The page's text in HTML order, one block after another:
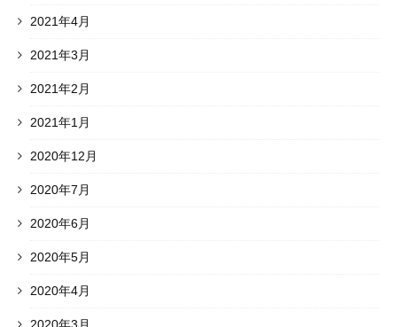
2021年4月
2021年3月
2021年2月
2021年1月
2020年12月
2020年7月
2020年6月
2020年5月
2020年4月